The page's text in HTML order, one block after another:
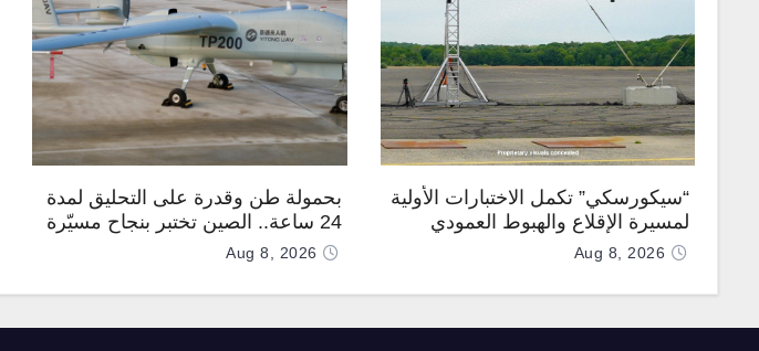
“سيكورسكي” تكمل الاختبارات الأولية
لمسيرة الإقلاع والهبوط العمودي
“نوماد 100”Aug 8, 2026
بحمولة طن وقدرة على التحليق لمدة
24 ساعة.. الصين تختبر بنجاح مسيّرة
“TP200”
Aug 8, 2026